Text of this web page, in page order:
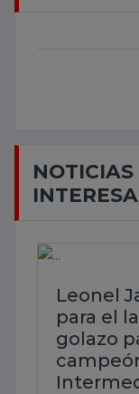
Leonel
para el
golazo